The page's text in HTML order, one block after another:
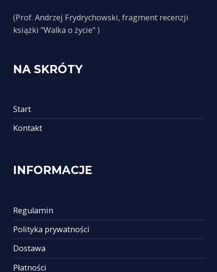
(Prof. Andrzej Frydrychowski, fragment recenzji
książki "Walka o życie" )
NA SKRÓTY
Start
Kontakt
INFORMACJE
Regulamin
Polityka prywatności
Dostawa
Płatności